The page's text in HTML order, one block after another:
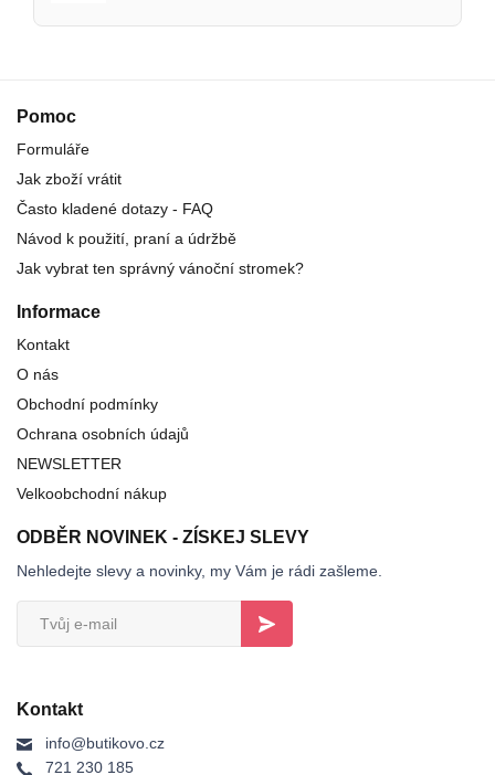
Pomoc
Formuláře
Jak zboží vrátit
Často kladené dotazy - FAQ
Návod k použití, praní a údržbě
Jak vybrat ten správný vánoční stromek?
Informace
Kontakt
O nás
Obchodní podmínky
Ochrana osobních údajů
NEWSLETTER
Velkoobchodní nákup
ODBĚR NOVINEK - ZÍSKEJ SLEVY
Nehledejte slevy a novinky, my Vám je rádi zašleme.
Kontakt
info@butikovo.cz
721 230 185